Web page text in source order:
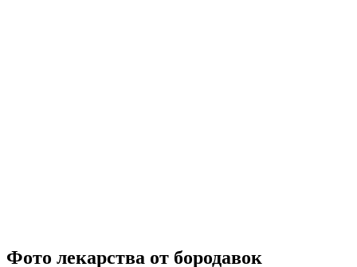
Фото лекарства от бородавок